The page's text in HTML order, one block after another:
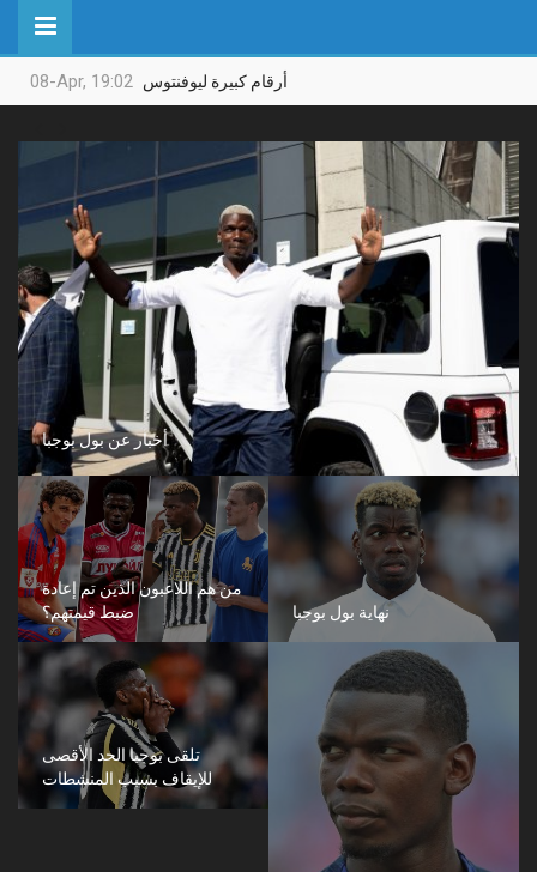
08-Apr, 19:02 أرقام كبيرة ليوفنتوس
أخبار عن بول بوجبا
من هم اللاعبون الذين تم إعادة
ضبط قيمتهم؟
نهاية بول بوجبا
تلقى بوجبا الحد الأقصى
للإيقاف بسبب المنشطات